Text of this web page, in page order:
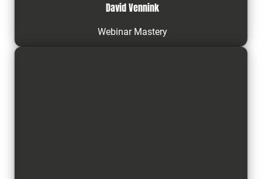
David Vennink
Webinar Mastery